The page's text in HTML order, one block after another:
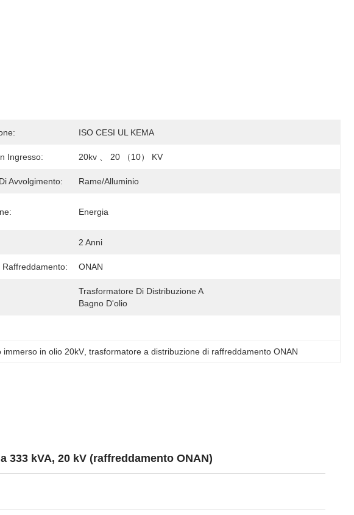
ISO CESI UL KEMA
Ingresso: 20kv 、 20 （10） KV
Avvolgimento: Rame/Alluminio
Energia
2 Anni
Raffreddamento: ONAN
Trasformatore Di Distribuzione A
Bagno D'olio
in olio 20kV trasformatore a distribuzione di raffreddamento ONAN
kVA, 20 kV (raffreddamento ONAN)